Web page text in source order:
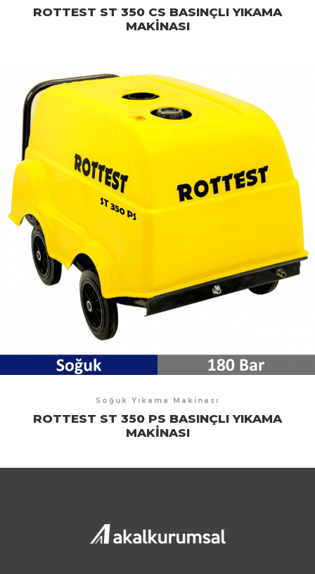
ROTTEST ST 350 CS BASINÇLI YIKAMA
MAKINASI
Soğuk Yıkama Makinası
ROTTEST ST 350 PS BASINÇLI YIKAMA
MAKINASI